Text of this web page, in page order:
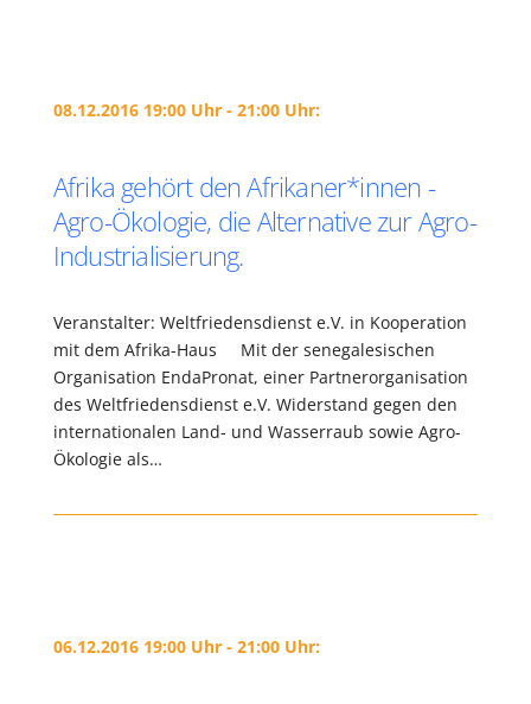
08.12.2016 19:00 Uhr - 21:00 Uhr:
Afrika gehört den Afrikaner*innen -
Agro-Ökologie, die Alternative zur Agro-
Industrialisierung.
Veranstalter: Weltfriedensdienst e.V. in Kooperation
mit dem Afrika-Haus Mit der senegalesischen
Organisation EndaPronat, einer Partnerorganisation
des Weltfriedensdienst e.V. Widerstand gegen den
internationalen Land- und Wasserraub sowie Agro-
Ökologie als…
06.12.2016 19:00 Uhr - 21:00 Uhr: